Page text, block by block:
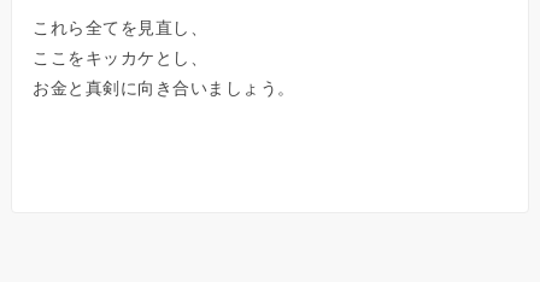
これら全てを見直し、
ここをキッカケとし、
お金と真剣に向き合いましょう。